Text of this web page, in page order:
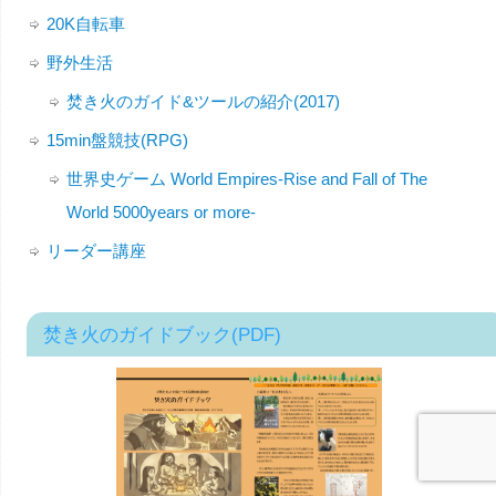
20K自転車
野外生活
焚き火のガイド&ツールの紹介(2017)
15min盤競技(RPG)
世界史ゲーム World Empires-Rise and Fall of The
World 5000years or more-
リーダー講座
焚き火のガイドブック(PDF)